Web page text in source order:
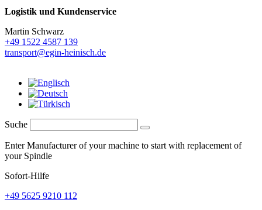
Logistik und Kundenservice
Martin Schwarz
+49 1522 4587 139
transport@egin-heinisch.de
Suche
Enter Manufacturer of your machine to start with replacement of
your Spindle
Sofort-Hilfe
+49 5625 9210 112